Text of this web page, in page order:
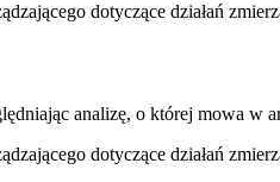
dotyczące działań
analizę, o której mowa w
dotyczące działań